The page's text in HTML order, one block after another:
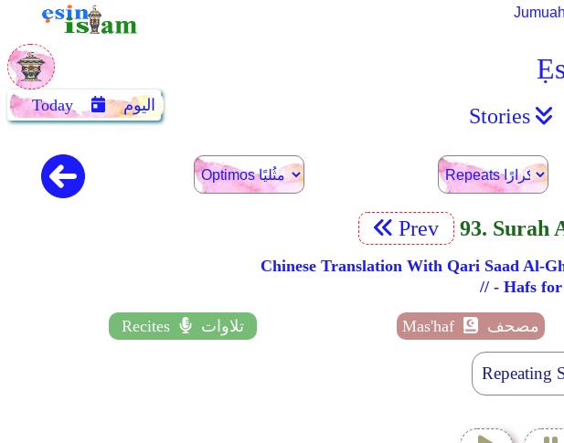
Today اليوم Stories
Prev
Chinese Translation With Qari Saad Al-
Recites تلاوات Mas'haf مصحف